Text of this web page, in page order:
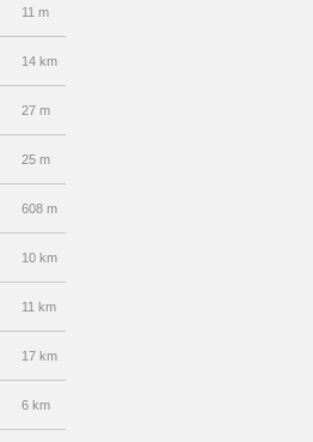
11 m
14 km
27 m
25 m
608 m
10 km
11 km
17 km
6 km